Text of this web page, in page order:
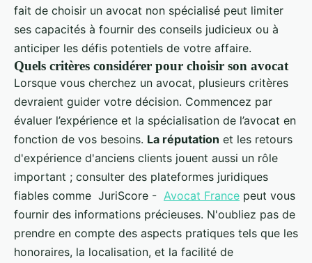
fait de choisir un avocat non spécialisé peut limiter
ses capacités à fournir des conseils judicieux ou à
anticiper les défis potentiels de votre affaire.
Quels critères considérer pour choisir son avocat
Lorsque vous cherchez un avocat, plusieurs critères
devraient guider votre décision. Commencez par
évaluer l’expérience et la spécialisation de l’avocat en
fonction de vos besoins. La réputation et les retours
d'expérience d'anciens clients jouent aussi un rôle
important ; consulter des plateformes juridiques
fiables comme JuriScore - Avocat France peut vous
fournir des informations précieuses. N'oubliez pas de
prendre en compte des aspects pratiques tels que les
honoraires, la localisation, et la facilité de